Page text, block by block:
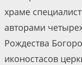
храме
авторами
Рождества
иконостасов